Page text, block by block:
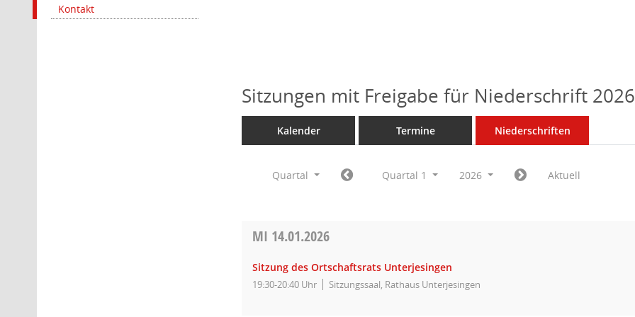
Kontakt
Sitzungen mit Freigabe für Niederschrift 2026
Kalender Termine Niederschriften
Quartal Quartal 1 2026 Aktuell
MI 14.01.2026
Sitzung des Ortschaftsrats Unterjesingen
19:30-20:40 Uhr Sitzungssaal, Rathaus Unterjesingen